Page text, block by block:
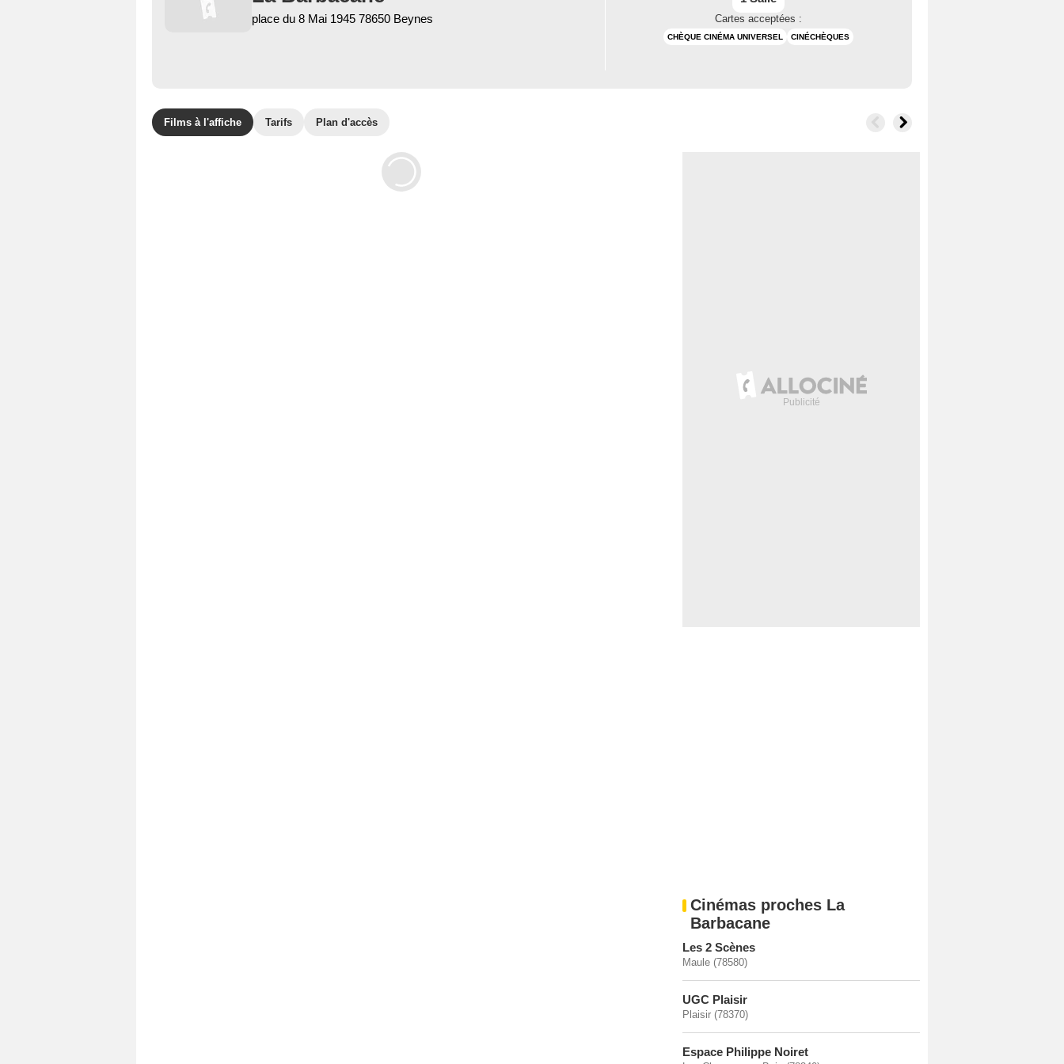
place du 8 Mai 1945 78650 Beynes Cartes acceptées :
CHÈQUE CINÉMA UNIVERSEL CINÉCHÈQUES
Films à l'affiche Tarifs Plan d'accès
Cinémas proches La
Barbacane
Les 2 Scènes
Maule (78580)
UGC Plaisir
Plaisir (78370)
Espace Philippe Noiret